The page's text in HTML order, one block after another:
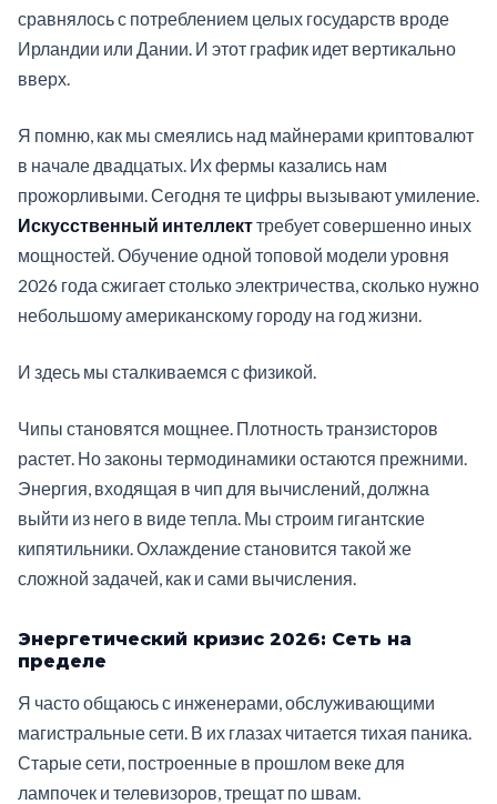
сравнялось с потреблением целых государств вроде
Ирландии или Дании. И этот график идет вертикально
вверх.
Я помню, как мы смеялись над майнерами криптовалют
в начале двадцатых. Их фермы казались нам
прожорливыми. Сегодня те цифры вызывают умиление.
Искусственный интеллекттребует совершенно иных
мощностей. Обучение одной топовой модели уровня
2026 года сжигает столько электричества, сколько нужно
небольшому американскому городу на год жизни.
И здесь мы сталкиваемся с физикой.
Чипы становятся мощнее. Плотность транзисторов
растет. Но законы термодинамики остаются прежними.
Энергия, входящая в чип для вычислений, должна
выйти из него в виде тепла. Мы строим гигантские
кипятильники. Охлаждение становится такой же
сложной задачей, как и сами вычисления.
Энергетический кризис 2026: Сеть на
пределе
Я часто общаюсь с инженерами, обслуживающими
магистральные сети. В их глазах читается тихая паника.
Старые сети, построенные в прошлом веке для
лампочек и телевизоров, трещат по швам.